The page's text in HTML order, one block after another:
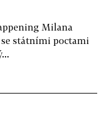
Milana
státními poctami